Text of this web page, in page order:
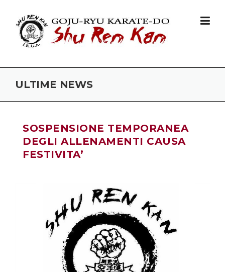
ULTIME NEWS
SOSPENSIONE TEMPORANEA
DEGLI ALLENAMENTI CAUSA
FESTIVITA’